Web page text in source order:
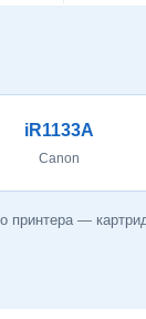
iR1133A
Canon
—